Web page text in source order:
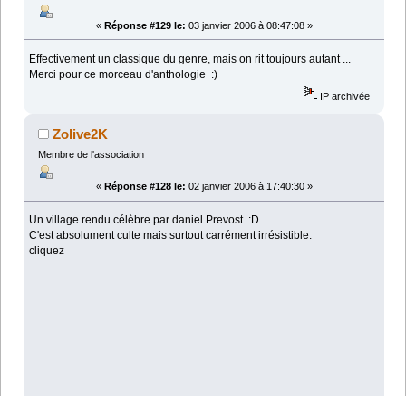
« Réponse #129 le: 03 janvier 2006 à 08:47:08 »
Effectivement un classique du genre, mais on rit toujours autant ...
Merci pour ce morceau d'anthologie :)
IP archivée
Zolive2K
Membre de l'association
« Réponse #128 le: 02 janvier 2006 à 17:40:30 »
Un village rendu célèbre par daniel Prevost :D
C'est absolument culte mais surtout carrément irrésistible.
cliquez